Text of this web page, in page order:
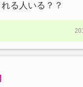
る人いる？？